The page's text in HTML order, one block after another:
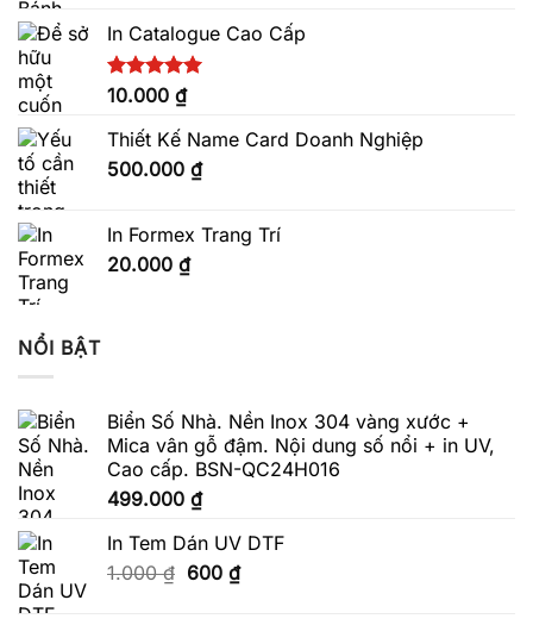
In Catalogue Cao Cấp
Được xếp
5.00
5 sao
10.000 ₫
Thiết Kế Name Card Doanh Nghiệp
500.000 ₫
In Formex Trang Trí
20.000 ₫
NỔI BẬT
Biển Số Nhà. Nền Inox 304 vàng xước +
Mica vân gỗ đậm. Nội dung số nổi + in UV,
Cao cấp. BSN-QC24H016
499.000 ₫
In Tem Dán UV DTF
1.000₫ Giá
600 ₫Giá